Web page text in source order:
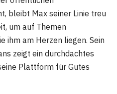
bleibt Max seiner Linie treu
um auf Themen
ihm am Herzen liegen. Sein
zeigt ein durchdachtes
Plattform für Gutes